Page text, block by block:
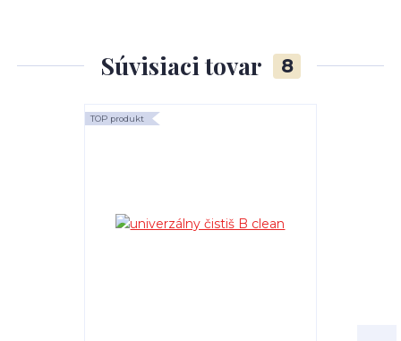
Súvisiaci tovar 8
TOP produkt